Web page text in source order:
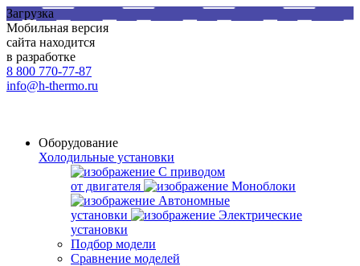
Загрузка
Мобильная версия
сайта находится
в разработке
8 800 770-77-87
info@h-thermo.ru
Оборудование
Холодильные установки
С приводом
от двигателя
Моноблоки
Автономные
установки
Электрические
установки
Подбор модели
Сравнение моделей